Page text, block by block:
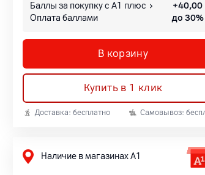
Баллы за покупку с А1 плюс +40,00
Оплата баллами
до 30%
В корзину
Купить в 1 клик
Доставка: бесплатно Самовывоз:
Наличие в магазинах А1